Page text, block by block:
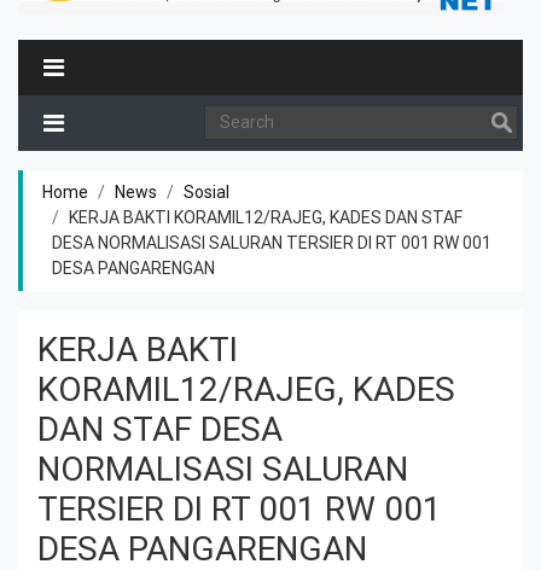
Home News
Sosial
KERJA BAKTI KORAMIL12/RAJEG, KADES DAN STAF
DESA NORMALISASI SALURAN TERSIER DI RT 001 RW 001
DESA PANGARENGAN
KERJA BAKTI
KORAMIL12/RAJEG, KADES
DAN STAF DESA
NORMALISASI SALURAN
TERSIER DI RT 001 RW 001
DESA PANGARENGAN